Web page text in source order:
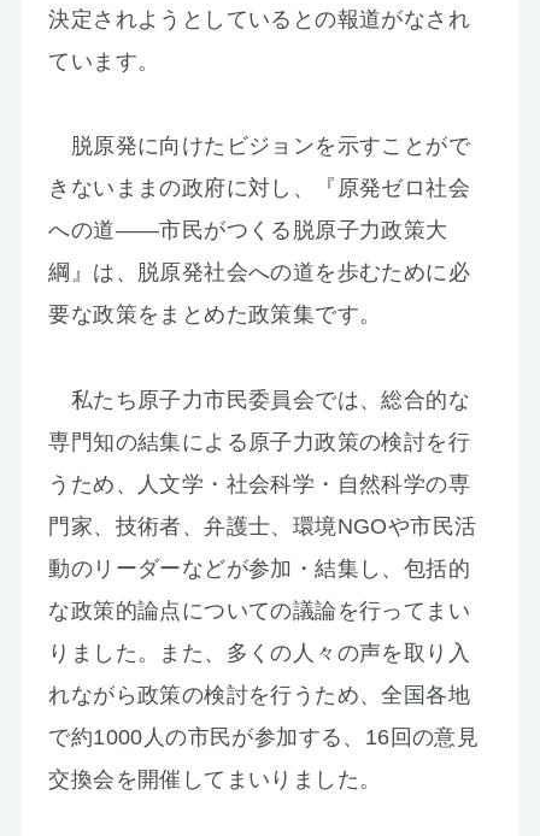
決定されようとしているとの報道がなされ
ています。
脱原発に向けたビジョンを示すことがで
きないままの政府に対し、『原発ゼロ社会
への道――市民がつくる脱原子力政策大
綱』は、脱原発社会への道を歩むために必
要な政策をまとめた政策集です。
私たち原子力市民委員会では、総合的な
専門知の結集による原子力政策の検討を行
うため、人文学・社会科学・自然科学の専
門家、技術者、弁護士、環境NGOや市民活
動のリーダーなどが参加・結集し、包括的
な政策的論点についての議論を行ってまい
りました。また、多くの人々の声を取り入
れながら政策の検討を行うため、全国各地
で約1000人の市民が参加する、16回の意見
交換会を開催してまいりました。